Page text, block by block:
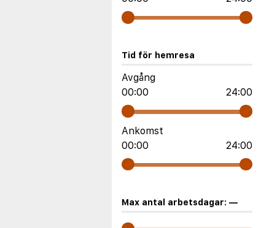
Tid för hemresa
Avgång
00:00
24:00
Ankomst
00:00
24:00
Max antal arbetsdagar: —